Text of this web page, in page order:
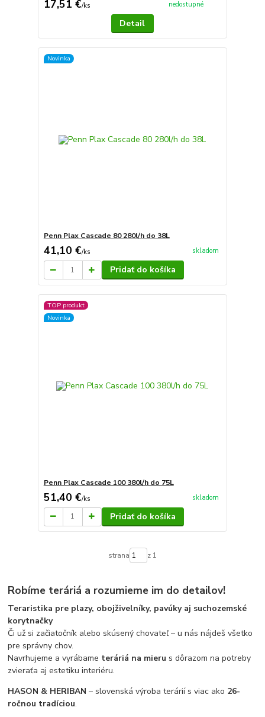
17,51 €/ks nedostupné
Detail
Novinka
Penn Plax Cascade 80 280l/h do 38L
41,10 €/ks skladom
Pridať do košíka
TOP produkt
Novinka
Penn Plax Cascade 100 380l/h do 75L
51,40 €/ks skladom
Pridať do košíka
strana z 1
Robíme teráriá a rozumieme im do detailov!
Teraristika pre plazy, obojživelníky, pavúky aj suchozemské
korytnačky
Či už si začiatočník alebo skúsený chovateľ – u nás nájdeš všetko
pre správny chov.
Navrhujeme a vyrábame teráriá na mieru s dôrazom na potreby
zvieraťa aj estetiku interiéru.
HASON & HERIBAN – slovenská výroba terárií s viac ako 26-
ročnou tradíciou.